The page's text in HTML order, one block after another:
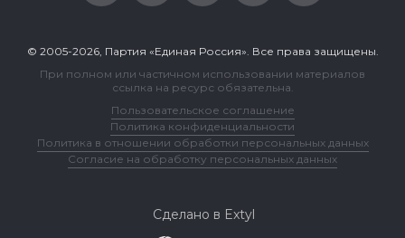
© 2005-2026, Партия «Единая Россия». Все права защищены.
При полном или частичном использовании материалов
ссылка на ресурс обязательна.
Пользовательское соглашение
Политика конфиденциальности
Политика в отношении обработки персональных данных
Согласие на обработку персональных данных
Сделано в Extyl